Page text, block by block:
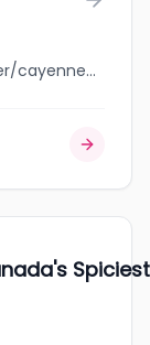
jobbank.gc.ca/browsejobs/employer/cayenne+bistro+%26+grill/ca